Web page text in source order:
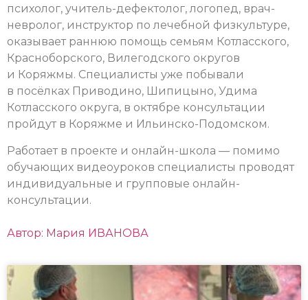
психолог, учитель-дефектолог, логопед, врач-
невролог, инструктор по лечебной физкультуре,
оказывает раннюю помощь семьям Котласского,
Красноборского, Вилегодского округов
и Коряжмы. Специалисты уже побывали
в посёлках Приводино, Шипицыно, Удима
Котласского округа, в октябре консультации
пройдут в Коряжме и Ильинско-Подомском.
Работает в проекте и онлайн-школа — помимо
обучающих видеоуроков специалисты проводят
индивидуальные и групповые онлайн-
консультации.
Автор: Мария ИВАНОВА